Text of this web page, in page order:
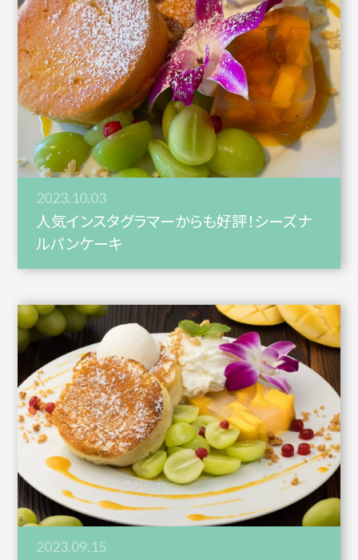
2023.10.03
人気インスタグラマーからも好評！シーズナ
ルパンケーキ
2023.09.15